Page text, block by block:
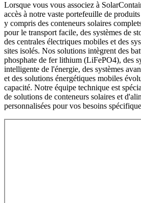
Lorsque vous vous associez à
accès à notre vaste portefeuille de
y compris des conteneurs solaires
pour le transport facile, des systèmes de
des centrales électriques mobiles et des
sites isolés. Nos solutions intègrent des
phosphate de fer lithium (LiFePO4), des
intelligente de l'énergie, des systèmes
et des solutions énergétiques mobiles
capacité. Notre équipe technique est
de solutions de conteneurs solaires et
personnalisées pour vos besoins